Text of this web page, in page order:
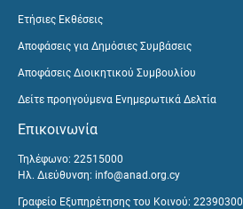
Ετήσιες Εκθέσεις
Αποφάσεις για Δημόσιες Συμβάσεις
Αποφάσεις Διοικητικού Συμβουλίου
Δείτε προηγούμενα Ενημερωτικά Δελτία
Επικοινωνία
Τηλέφωνο: 22515000
Ηλ. Διεύθυνση: info@anad.org.cy
Γραφείο Εξυπηρέτησης του Κοινού: 22390300